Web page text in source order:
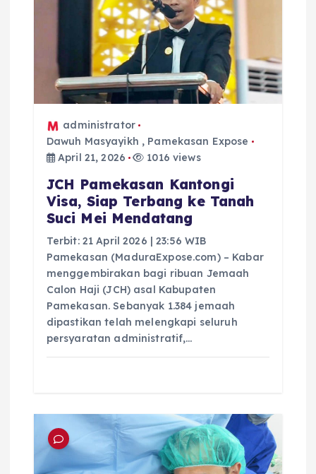
administrator
Dawuh Masyayikh , Pamekasan Expose
April 21, 2026
1016 views
JCH Pamekasan Kantongi
Visa, Siap Terbang ke Tanah
Suci Mei Mendatang
Terbit: 21 April 2026 | 23:56 WIB
Pamekasan (MaduraExpose.com) – Kabar
menggembirakan bagi ribuan Jemaah
Calon Haji (JCH) asal Kabupaten
Pamekasan. Sebanyak 1.384 jemaah
dipastikan telah melengkapi seluruh
persyaratan administratif,…